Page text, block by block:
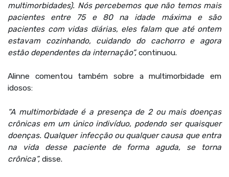
multimorbidades). Nós percebemos que não temos mais
pacientes entre 75 e 80 na idade máxima e são
pacientes com vidas diárias, eles falam que até ontem
estavam cozinhando, cuidando do cachorro e agora
estão dependentes da internação”, continuou.
Alinne comentou também sobre a multimorbidade em
idosos:
“A multimorbidade é a presença de 2 ou mais doenças
crônicas em um único indivíduo, podendo ser quaisquer
doenças. Qualquer infecção ou qualquer causa que entra
na vida desse paciente de forma aguda, se torna
crônica”, disse.